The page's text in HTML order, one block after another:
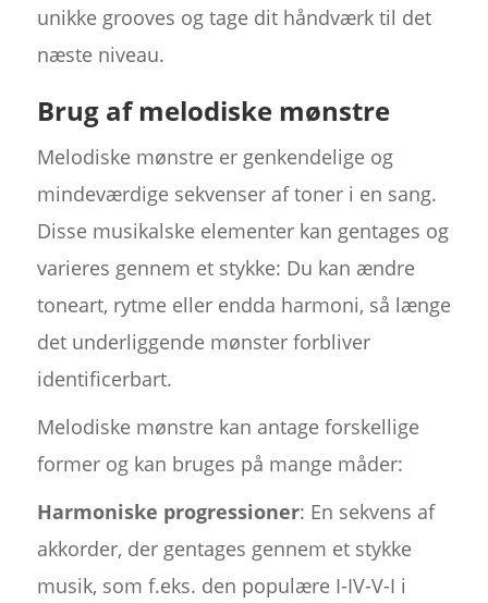
unikke grooves og tage dit håndværk til det
næste niveau.
Brug af melodiske mønstre
Melodiske mønstre er genkendelige og
mindeværdige sekvenser af toner i en sang.
Disse musikalske elementer kan gentages og
varieres gennem et stykke: Du kan ændre
toneart, rytme eller endda harmoni, så længe
det underliggende mønster forbliver
identificerbart.
Melodiske mønstre kan antage forskellige
former og kan bruges på mange måder:
Harmoniske progressioner: En sekvens af
akkorder, der gentages gennem et stykke
musik, som f.eks. den populære I-IV-V-I i